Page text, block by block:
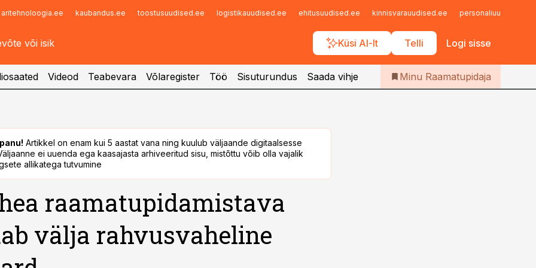
aritehnoloogia.ee kaubandus.ee toostusuudised.ee logistikauudised.ee ehitusuudised.ee kinnisvarauudised.ee personaliuudised.ee
Küsi AI-lt Telli Logi sisse
Infopank
Iseteenindus
Telli Raamatupidaja
Videod Teabevara Võlaregister Töö Sisuturundus Saada vihje Minu Raamatupidaja
Artikkel on enam kui 5 aastat vana ning kuulub väljaande digitaalsesse
ei uuenda ega kaasajasta arhiveeritud sisu, mistõttu võib olla vajalik
allikatega tutvumine
raamatupidamistava
välja rahvusvaheline